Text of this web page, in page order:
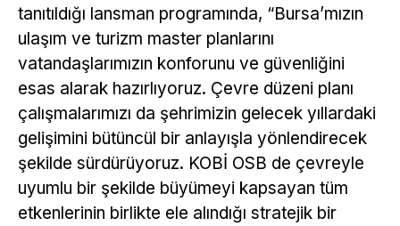
tanıtıldığı lansman programında, “Bursa’mızın
ulaşım ve turizm master planlarını
vatandaşlarımızın konforunu ve güvenliğini
esas alarak hazırlıyoruz. Çevre düzeni planı
çalışmalarımızı da şehrimizin gelecek yıllardaki
gelişimini bütüncül bir anlayışla yönlendirecek
şekilde sürdürüyoruz. KOBİ OSB de çevreyle
uyumlu bir şekilde büyümeyi kapsayan tüm
etkenlerinin birlikte ele alındığı stratejik bir